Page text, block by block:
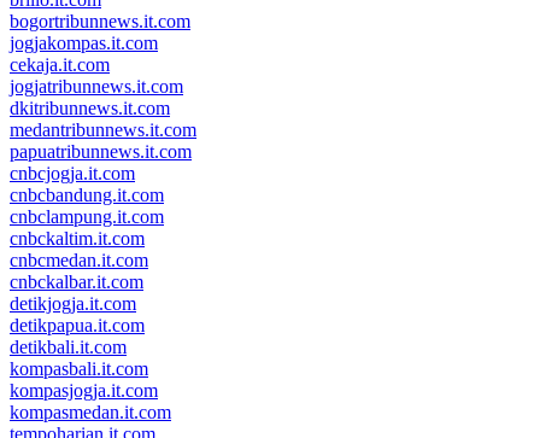
bogortribunnews.it.com
jogjakompas.it.com
cekaja.it.com
jogjatribunnews.it.com
dkitribunnews.it.com
medantribunnews.it.com
papuatribunnews.it.com
cnbcjogja.it.com
cnbcbandung.it.com
cnbclampung.it.com
cnbckaltim.it.com
cnbcmedan.it.com
cnbckalbar.it.com
detikjogja.it.com
detikpapua.it.com
detikbali.it.com
kompasbali.it.com
kompasjogja.it.com
kompasmedan.it.com